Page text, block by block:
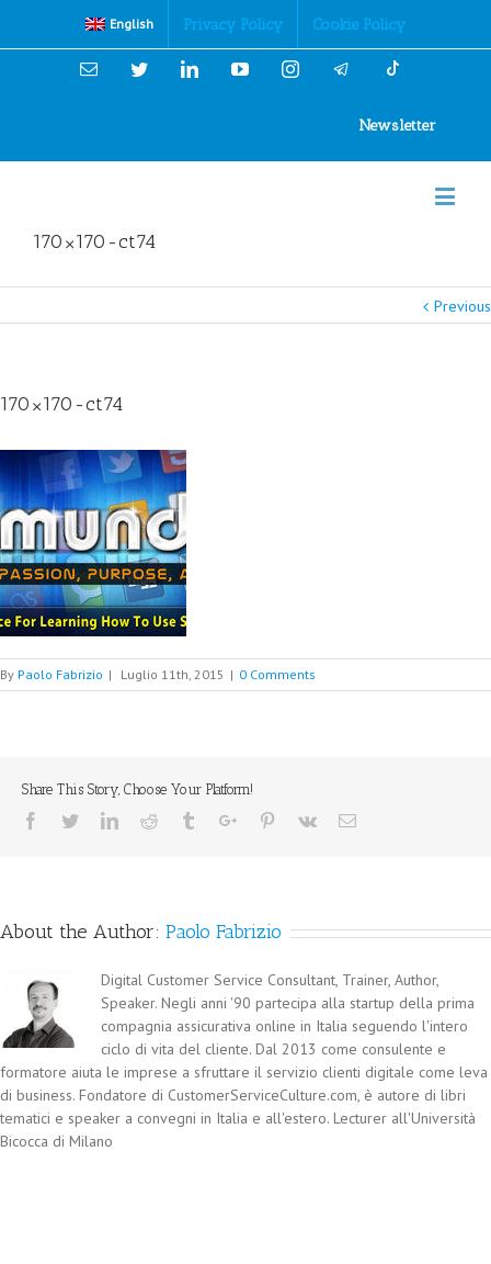
English Privacy Policy Cookie Policy
Email TwitterLinkedinYouTubeInstagram
Newsletter
170×170-ct74
Previous
170×170-ct74
By Paolo Fabrizio | Luglio 11th, 2015 | 0 Comments
Share This Story, Choose Your Platform!
Facebook
TwitterLinkedinReddit TumblrGoogle+Pinterest
Vk Email
About the Author: Paolo Fabrizio
Digital Customer Service Consultant, Trainer, Author,
Speaker. Negli anni '90 partecipa alla startup della prima
compagnia assicurativa online in Italia seguendo l'intero
ciclo di vita del cliente. Dal 2013 come consulente e
formatore aiuta le imprese a sfruttare il servizio clienti digitale come leva
di business. Fondatore di CustomerServiceCulture.com, è autore di libri
tematici e speaker a convegni in Italia e all'estero. Lecturer all'Università
Bicocca di Milano
Cookies Policy